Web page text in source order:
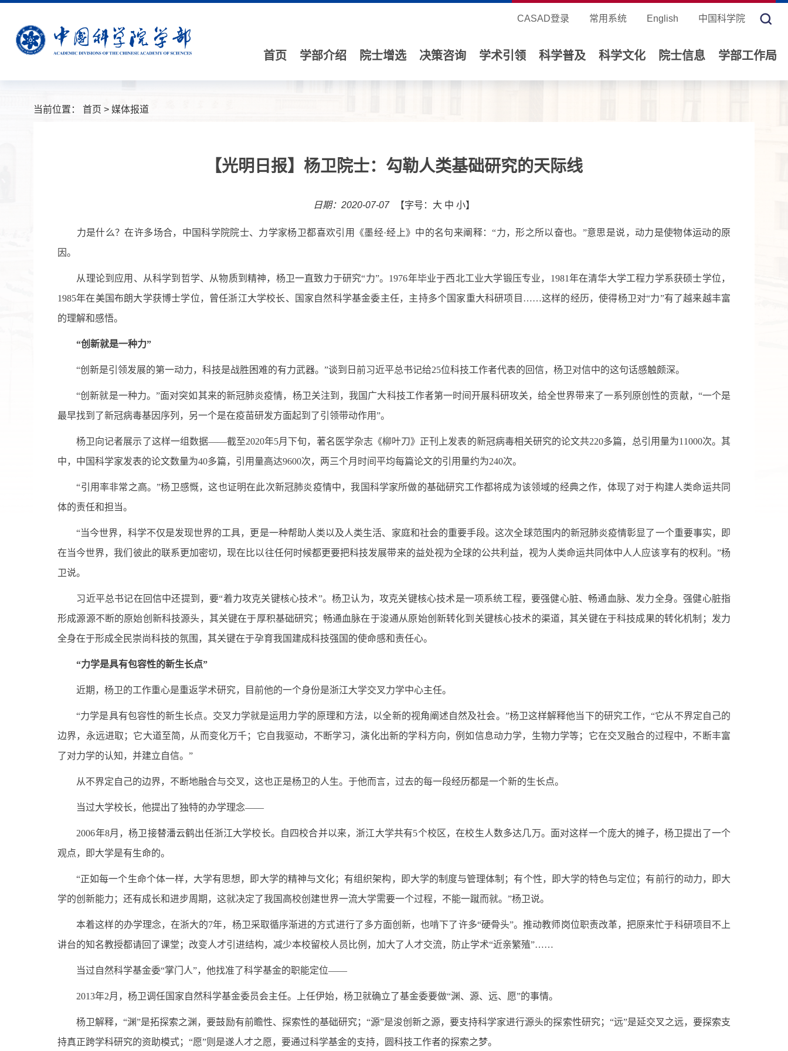
CASAD登录 常用系统 English 中国科学院
首页 学部介绍 院士增选 决策咨询 学术引领 科学普及 科学文化 院士信息 学部工作局
当前位置： 首页 > 媒体报道
【光明日报】杨卫院士：勾勒人类基础研究的天际线
日期：2020-07-07 【字号： 大 中 小】
力是什么？在许多场合，中国科学院院士、力学家杨卫都喜欢引用《墨经·经上》中的名句来阐释：“力，形之所以奋也。”意思是说，动力是使物体运动的原
因。
从理论到应用、从科学到哲学、从物质到精神，杨卫一直致力于研究“力”。1976年毕业于西北工业大学锻压专业，1981年在清华大学工程力学系获硕士学位，
1985年在美国布朗大学获博士学位，曾任浙江大学校长、国家自然科学基金委主任，主持多个国家重大科研项目……这样的经历，使得杨卫对“力”有了越来越丰富
的理解和感悟。
“创新就是一种力”
“创新是引领发展的第一动力，科技是战胜困难的有力武器。”谈到日前习近平总书记给25位科技工作者代表的回信，杨卫对信中的这句话感触颇深。
“创新就是一种力。”面对突如其来的新冠肺炎疫情，杨卫关注到，我国广大科技工作者第一时间开展科研攻关，给全世界带来了一系列原创性的贡献，“一个是
最早找到了新冠病毒基因序列，另一个是在疫苗研发方面起到了引领带动作用”。
杨卫向记者展示了这样一组数据——截至2020年5月下旬，著名医学杂志《柳叶刀》正刊上发表的新冠病毒相关研究的论文共220多篇，总引用量为11000次。其
中，中国科学家发表的论文数量为40多篇，引用量高达9600次，两三个月时间平均每篇论文的引用量约为240次。
“引用率非常之高。”杨卫感慨，这也证明在此次新冠肺炎疫情中，我国科学家所做的基础研究工作都将成为该领域的经典之作，体现了对于构建人类命运共同
体的责任和担当。
“当今世界，科学不仅是发现世界的工具，更是一种帮助人类以及人类生活、家庭和社会的重要手段。这次全球范围内的新冠肺炎疫情彰显了一个重要事实，即
在当今世界，我们彼此的联系更加密切，现在比以往任何时候都更要把科技发展带来的益处视为全球的公共利益，视为人类命运共同体中人人应该享有的权利。”杨
卫说。
习近平总书记在回信中还提到，要“着力攻克关键核心技术”。杨卫认为，攻克关键核心技术是一项系统工程，要强健心脏、畅通血脉、发力全身。强健心脏指
形成源源不断的原始创新科技源头，其关键在于厚积基础研究；畅通血脉在于浚通从原始创新转化到关键核心技术的渠道，其关键在于科技成果的转化机制；发力
全身在于形成全民崇尚科技的氛围，其关键在于孕育我国建成科技强国的使命感和责任心。
“力学是具有包容性的新生长点”
近期，杨卫的工作重心是重返学术研究，目前他的一个身份是浙江大学交叉力学中心主任。
“力学是具有包容性的新生长点。交叉力学就是运用力学的原理和方法，以全新的视角阐述自然及社会。”杨卫这样解释他当下的研究工作，“它从不界定自己的
边界，永远进取；它大道至简，从而变化万千；它自我驱动，不断学习，演化出新的学科方向，例如信息动力学，生物力学等；它在交叉融合的过程中，不断丰富
了对力学的认知，并建立自信。”
从不界定自己的边界，不断地融合与交叉，这也正是杨卫的人生。于他而言，过去的每一段经历都是一个新的生长点。
当过大学校长，他提出了独特的办学理念——
2006年8月，杨卫接替潘云鹤出任浙江大学校长。自四校合并以来，浙江大学共有5个校区，在校生人数多达几万。面对这样一个庞大的摊子，杨卫提出了一个
观点，即大学是有生命的。
“正如每一个生命个体一样，大学有思想，即大学的精神与文化；有组织架构，即大学的制度与管理体制；有个性，即大学的特色与定位；有前行的动力，即大
学的创新能力；还有成长和进步周期，这就决定了我国高校创建世界一流大学需要一个过程，不能一蹴而就。”杨卫说。
本着这样的办学理念，在浙大的7年，杨卫采取循序渐进的方式进行了多方面创新，也啃下了许多“硬骨头”。推动教师岗位职责改革，把原来忙于科研项目不上
讲台的知名教授都请回了课堂；改变人才引进结构，减少本校留校人员比例，加大了人才交流，防止学术“近亲繁殖”……
当过自然科学基金委“掌门人”，他找准了科学基金的职能定位——
2013年2月，杨卫调任国家自然科学基金委员会主任。上任伊始，杨卫就确立了基金委要做“渊、源、远、愿”的事情。
杨卫解释，“渊”是拓探索之渊，要鼓励有前瞻性、探索性的基础研究；“源”是浚创新之源，要支持科学家进行源头的探索性研究；“远”是延交叉之远，要探索支
持真正跨学科研究的资助模式；“愿”则是遂人才之愿，要通过科学基金的支持，圆科技工作者的探索之梦。